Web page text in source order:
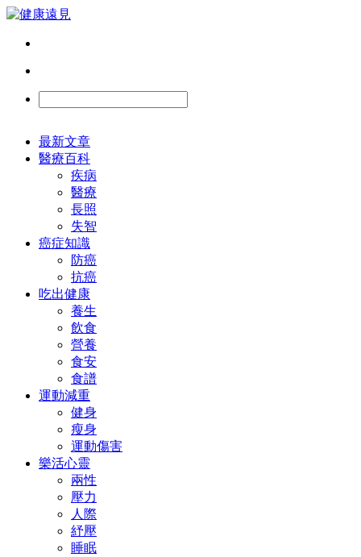
最新文章
醫療百科
疾病
醫療
長照
失智
癌症知識
防癌
抗癌
吃出健康
養生
飲食
營養
食安
食譜
運動減重
健身
瘦身
運動傷害
樂活心靈
兩性
壓力
人際
紓壓
睡眠